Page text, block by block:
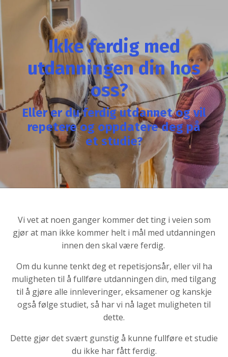
Ikke ferdig med
utdanningen din hos
oss?
Eller er du ferdig utdannet og vil
repetere og oppdatere deg på
et studie?
Vi vet at noen ganger kommer det ting i veien som
gjør at man ikke kommer helt i mål med utdanningen
innen den skal være ferdig.
Om du kunne tenkt deg et repetisjonsår, eller vil ha
muligheten til å fullføre utdanningen din, med tilgang
til å gjøre alle innleveringer, eksamener og kanskje
også følge studiet, så har vi nå laget muligheten til
dette.
Dette gjør det svært gunstig å kunne fullføre et studie
du ikke har fått ferdig.